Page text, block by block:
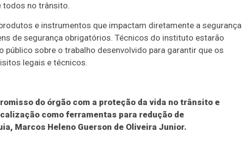
todos no trânsito.
e instrumentos que impactam diretamente a segurança
de segurança obrigatórios. Técnicos do instituto estarão
sobre o trabalho desenvolvido para garantir que os
legais e técnicos.
do órgão com a proteção da vida no trânsito e
como ferramentas para redução de
Marcos Heleno Guerson de Oliveira Junior.